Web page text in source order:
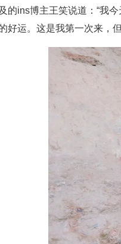
的ins博主王笑说道： “我
好运。这是我第一次来，